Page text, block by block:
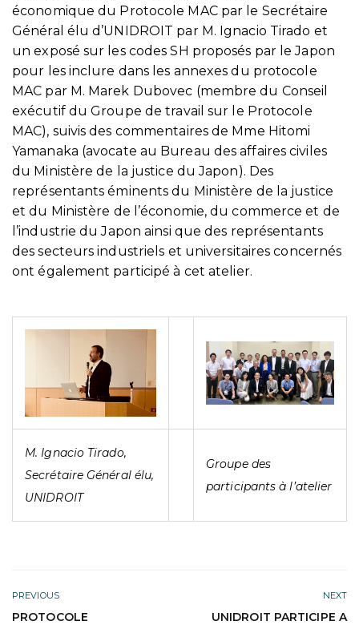
économique du Protocole MAC par le Secrétaire
Général élu d’UNIDROIT par M. Ignacio Tirado et
un exposé sur les codes SH proposés par le Japon
pour les inclure dans les annexes du protocole
MAC par M. Marek Dubovec (membre du Conseil
exécutif du Groupe de travail sur le Protocole
MAC), suivis des commentaires de Mme Hitomi
Yamanaka (avocate au Bureau des affaires civiles
du Ministère de la justice du Japon). Des
représentants éminents du Ministère de la justice
et du Ministère de l’économie, du commerce et de
l’industrie du Japon ainsi que des représentants
des secteurs industriels et universitaires concernés
ont également participé à cet atelier.
M. Ignacio Tirado,
Secrétaire Général élu,
UNIDROIT
Groupe des
participants à l’atelier
PREVIOUS
PROTOCOLE
NEXT
UNIDROIT PARTICIPE A